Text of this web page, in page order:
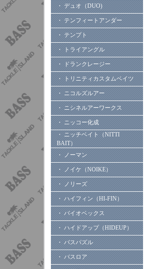
・ デュオ（DUO)
・ テンフィートアンダー
・ テンプト
・ トライアングル
・ ドランクレージー
・ トリニティカスタムベイツ
・ ニコルズルアー
・ ニシネルアーワークス
・ ニッコー化成
・ ニッチベイト（NITTI
BAIT）
・ ノーマン
・ ノイケ（NOIKE）
・ ノリーズ
・ ハイフィン（HI-FIN）
・ バイオベックス
・ ハイドアップ（HIDEUP）
・ バスパズル
・ バスロア